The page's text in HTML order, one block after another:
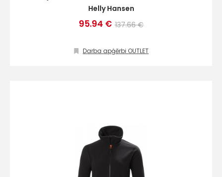
Helly Hansen
95.94 € 137.66 €
Darba apģērbi OUTLET